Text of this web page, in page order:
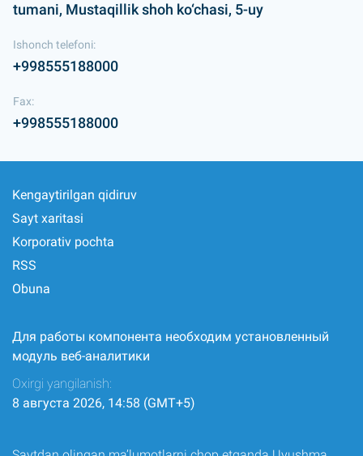
tumani, Mustaqillik shoh ko‘chasi, 5-uy
Ishonch telefoni:
+998555188000
Fax:
+998555188000
Kengaytirilgan qidiruv
Sayt xaritasi
Korporativ pochta
RSS
Obuna
Для работы компонента необходим установленный
модуль веб-аналитики
Oxirgi yangilanish:
8 августа 2026, 14:58 (GMT+5)